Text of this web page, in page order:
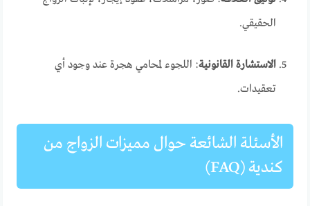
الحقيقي.
الاستشارة القانونية: اللجوء لمحامي هجرة عند وجود أي
تعقيدات.
الأسئلة الشائعة حوال مميزات الزواج من
كندية (FAQ)